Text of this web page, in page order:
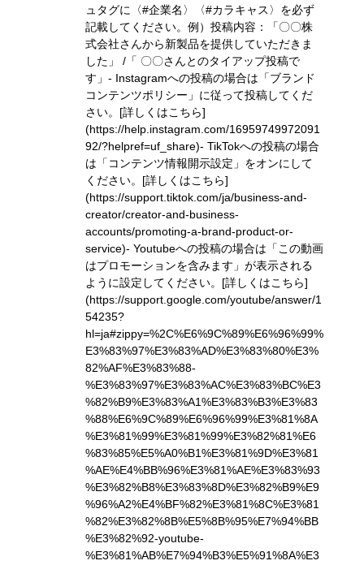
ュタグに〈#企業名〉〈#カラキャス〉を必ず
記載してください。 例）投稿内容：「〇〇株
式会社さんから新製品を提供していただきま
した」 /「 〇〇さんとのタイアップ投稿で
す」 - Instagramへの投稿の場合は「ブランド
コンテンツポリシー」に従って投稿してくだ
さい。 [詳しくはこちら]
(https://help.instagram.com/16959749972091
92/?helpref=uf_share)- TikTokへの投稿の場合
は「コンテンツ情報開示設定」をオンにして
ください。 [詳しくはこちら]
(https://support.tiktok.com/ja/business-and-
creator/creator-and-business-
accounts/promoting-a-brand-product-or-
service)- Youtubeへの投稿の場合は「この動画
はプロモーションを含みます」が表示される
ように設定してください。 [詳しくはこちら]
(https://support.google.com/youtube/answer/1
54235?
hl=ja#zippy=%2C%E6%9C%89%E6%96%99%
E3%83%97%E3%83%AD%E3%83%80%E3%
82%AF%E3%83%88-
%E3%83%97%E3%83%AC%E3%83%BC%E3
%82%B9%E3%83%A1%E3%83%B3%E3%83
%88%E6%9C%89%E6%96%99%E3%81%8A
%E3%81%99%E3%81%99%E3%82%81%E6
%83%85%E5%A0%B1%E3%81%9D%E3%81
%AE%E4%BB%96%E3%81%AE%E3%83%93
%E3%82%B8%E3%83%8D%E3%82%B9%E9
%96%A2%E4%BF%82%E3%81%8C%E3%81
%82%E3%82%8B%E5%8B%95%E7%94%BB
%E3%82%92-youtube-
%E3%81%AB%E7%94%B3%E5%91%8A%E3